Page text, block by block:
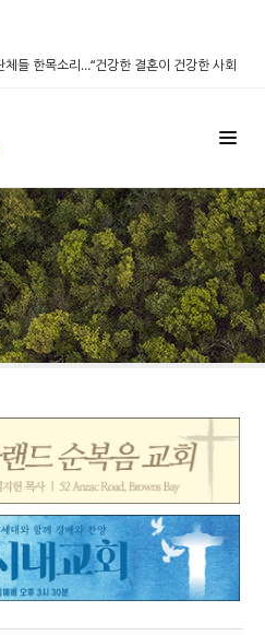
들 한목소리…“건강한 결혼이 건강한 사회
치북5